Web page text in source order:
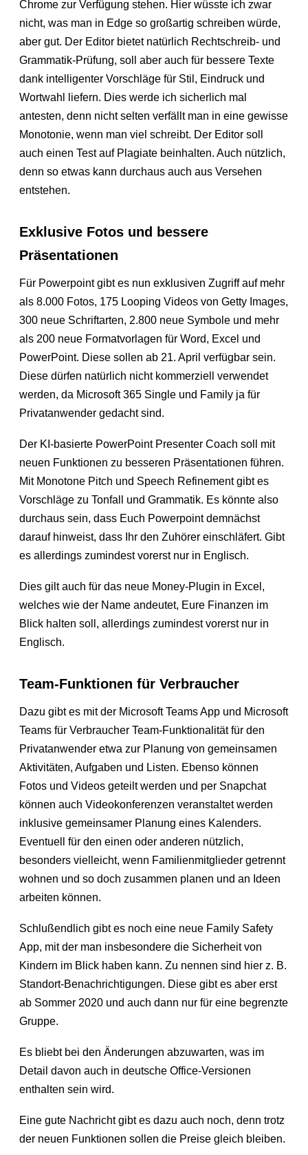
Chrome zur Verfügung stehen. Hier wüsste ich zwar
nicht, was man in Edge so großartig schreiben würde,
aber gut. Der Editor bietet natürlich Rechtschreib- und
Grammatik-Prüfung, soll aber auch für bessere Texte
dank intelligenter Vorschläge für Stil, Eindruck und
Wortwahl liefern. Dies werde ich sicherlich mal
antesten, denn nicht selten verfällt man in eine gewisse
Monotonie, wenn man viel schreibt. Der Editor soll
auch einen Test auf Plagiate beinhalten. Auch nützlich,
denn so etwas kann durchaus auch aus Versehen
entstehen.
Exklusive Fotos und bessere
Präsentationen
Für Powerpoint gibt es nun exklusiven Zugriff auf mehr
als 8.000 Fotos, 175 Looping Videos von Getty Images,
300 neue Schriftarten, 2.800 neue Symbole und mehr
als 200 neue Formatvorlagen für Word, Excel und
PowerPoint. Diese sollen ab 21. April verfügbar sein.
Diese dürfen natürlich nicht kommerziell verwendet
werden, da Microsoft 365 Single und Family ja für
Privatanwender gedacht sind.
Der KI-basierte PowerPoint Presenter Coach soll mit
neuen Funktionen zu besseren Präsentationen führen.
Mit Monotone Pitch und Speech Refinement gibt es
Vorschläge zu Tonfall und Grammatik. Es könnte also
durchaus sein, dass Euch Powerpoint demnächst
darauf hinweist, dass Ihr den Zuhörer einschläfert. Gibt
es allerdings zumindest vorerst nur in Englisch.
Dies gilt auch für das neue Money-Plugin in Excel,
welches wie der Name andeutet, Eure Finanzen im
Blick halten soll, allerdings zumindest vorerst nur in
Englisch.
Team-Funktionen für Verbraucher
Dazu gibt es mit der Microsoft Teams App und Microsoft
Teams für Verbraucher Team-Funktionalität für den
Privatanwender etwa zur Planung von gemeinsamen
Aktivitäten, Aufgaben und Listen. Ebenso können
Fotos und Videos geteilt werden und per Snapchat
können auch Videokonferenzen veranstaltet werden
inklusive gemeinsamer Planung eines Kalenders.
Eventuell für den einen oder anderen nützlich,
besonders vielleicht, wenn Familienmitglieder getrennt
wohnen und so doch zusammen planen und an Ideen
arbeiten können.
Schlußendlich gibt es noch eine neue Family Safety
App, mit der man insbesondere die Sicherheit von
Kindern im Blick haben kann. Zu nennen sind hier z. B.
Standort-Benachrichtigungen. Diese gibt es aber erst
ab Sommer 2020 und auch dann nur für eine begrenzte
Gruppe.
Es bliebt bei den Änderungen abzuwarten, was im
Detail davon auch in deutsche Office-Versionen
enthalten sein wird.
Eine gute Nachricht gibt es dazu auch noch, denn trotz
der neuen Funktionen sollen die Preise gleich bleiben.